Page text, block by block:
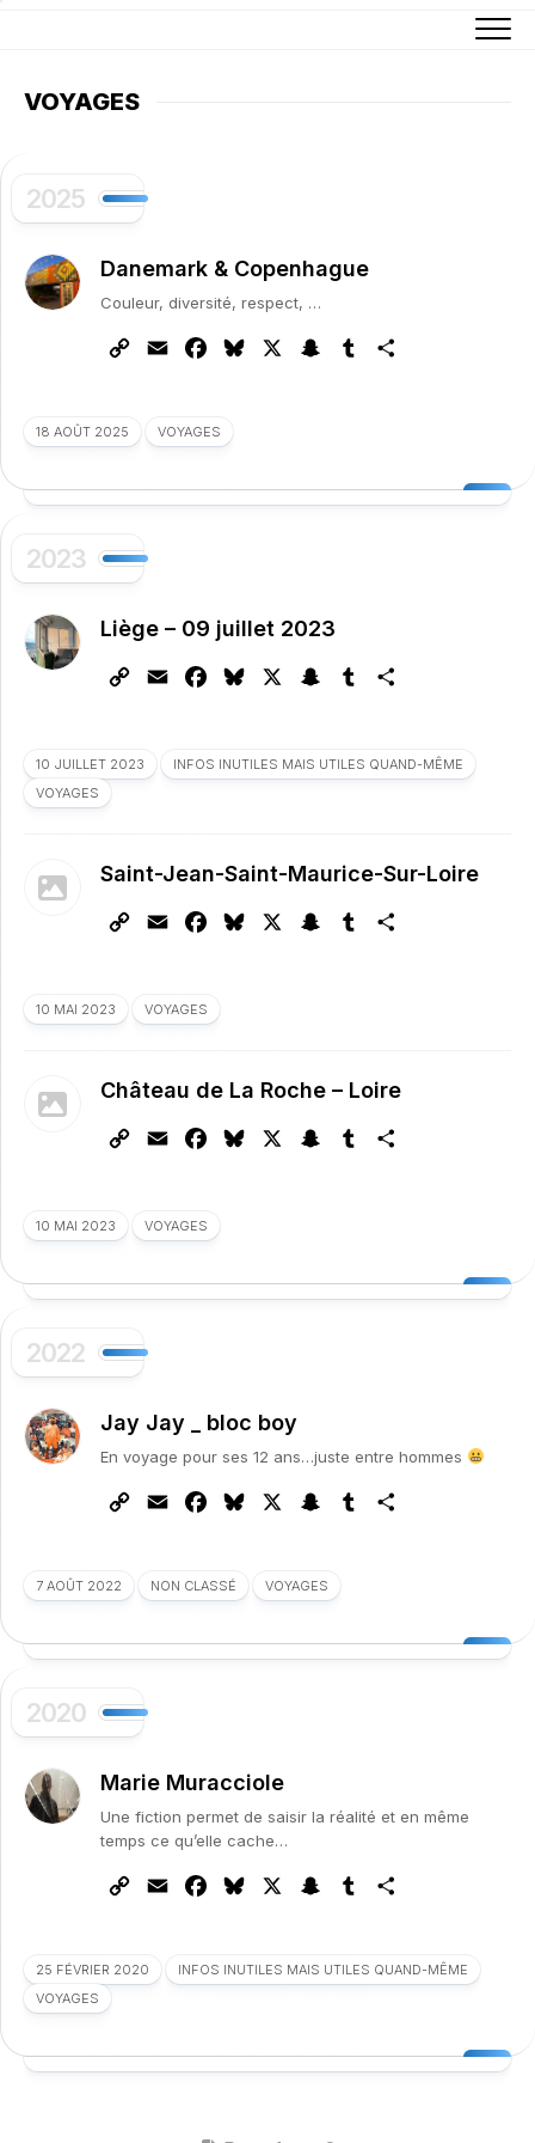
VOYAGES
2025
Danemark & Copenhague
Couleur, diversité, respect, …
Copy Email FacebookBluesky Snapchat
Tumblr
18 AOÛT 2025 VOYAGES
2023
Liège – 09 juillet 2023
Copy Email FacebookBluesky Snapchat
Tumblr
10 JUILLET 2023
INFOS INUTILES MAIS UTILES QUAND-MÊME
VOYAGES
Saint-Jean-Saint-Maurice-Sur-Loire
Copy Email FacebookBluesky Snapchat
Tumblr
10 MAI 2023 VOYAGES
Château de La Roche – Loire
Copy Email FacebookBluesky Snapchat
Tumblr
10 MAI 2023 VOYAGES
2022
Jay Jay _ bloc boy
En voyage pour ses 12 ans…juste entre hommes
Copy Email FacebookBluesky Snapchat
Tumblr
7 AOÛT 2022 NON CLASSÉ VOYAGES
2020
Marie Muracciole
Une fiction permet de saisir la réalité et en même
temps ce qu’elle cache…
Copy Email FacebookBluesky Snapchat
Tumblr
25 FÉVRIER 2020
INFOS INUTILES MAIS UTILES QUAND-MÊME
VOYAGES